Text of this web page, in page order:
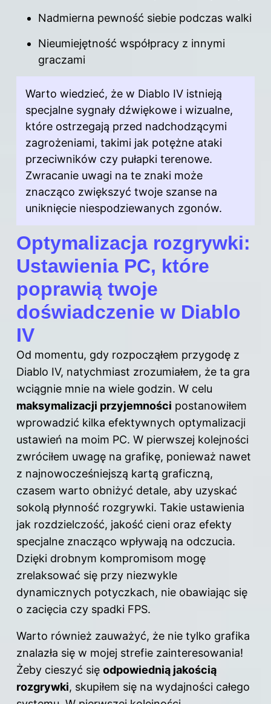
Nadmierna pewność siebie podczas walki
Nieumiejętność współpracy z innymi
graczami
Warto wiedzieć, że w Diablo IV istnieją
specjalne sygnały dźwiękowe i wizualne,
które ostrzegają przed nadchodzącymi
zagrożeniami, takimi jak potężne ataki
przeciwników czy pułapki terenowe.
Zwracanie uwagi na te znaki może
znacząco zwiększyć twoje szanse na
uniknięcie niespodziewanych zgonów.
Optymalizacja rozgrywki:
Ustawienia PC, które
poprawią twoje
doświadczenie w Diablo
IV
Od momentu, gdy rozpocząłem przygodę z
Diablo IV, natychmiast zrozumiałem, że ta gra
wciągnie mnie na wiele godzin. W celu
maksymalizacji przyjemności postanowiłem
wprowadzić kilka efektywnych optymalizacji
ustawień na moim PC. W pierwszej kolejności
zwróciłem uwagę na grafikę, ponieważ nawet
z najnowocześniejszą kartą graficzną,
czasem warto obniżyć detale, aby uzyskać
sokolą płynność rozgrywki. Takie ustawienia
jak rozdzielczość, jakość cieni oraz efekty
specjalne znacząco wpływają na odczucia.
Dzięki drobnym kompromisom mogę
zrelaksować się przy niezwykle
dynamicznych potyczkach, nie obawiając się
o zacięcia czy spadki FPS.
Warto również zauważyć, że nie tylko grafika
znalazła się w mojej strefie zainteresowania!
Żeby cieszyć się odpowiednią jakością
rozgrywki, skupiłem się na wydajności całego